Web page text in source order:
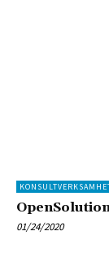
01/24/2020